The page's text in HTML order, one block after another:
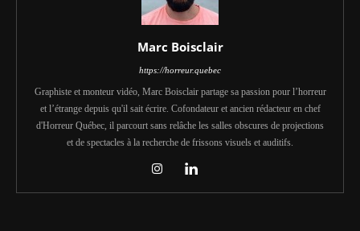
Marc Boisclair
https://horreur.quebec
Graphiste et monteur vidéo, Marc Boisclair partage sa passion pour l’horreur
et l’étrange depuis qu'il sait écrire. Cofondateur et ancien rédacteur en chef
d'Horreur Québec, il parcourt sans relâche les salles obscures de projections
et de spectacles à la recherche de frissons visuels et auditifs.